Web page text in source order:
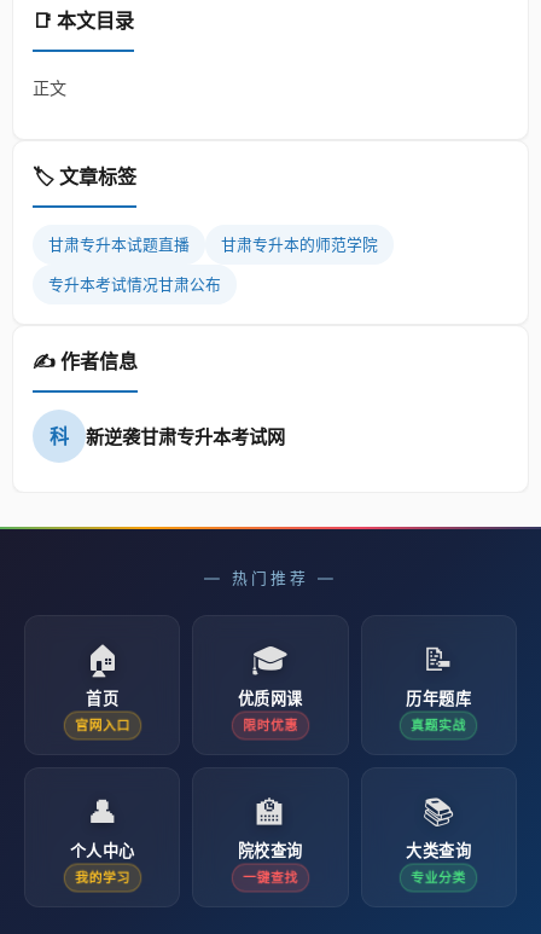
📑 本文目录
正文
🏷️ 文章标签
甘肃专升本试题直播 甘肃专升本的师范学院
专升本考试情况甘肃公布
✍️ 作者信息
科 新逆袭甘肃专升本考试网
— 热门推荐 —
🏠
首页
官网入口
🎓
优质网课
限时优惠
📝
历年题库
真题实战
👤
个人中心
我的学习
🏫
院校查询
一键查找
📚
大类查询
专业分类